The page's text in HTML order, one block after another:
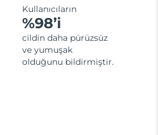
Kullanıcıların
%98’i
cildin daha pürüzsüz
ve yumuşak
olduğunu bildirmiştir.